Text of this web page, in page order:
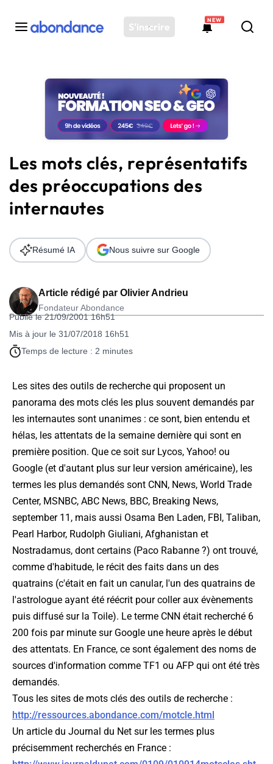
S'inscrire
NEW
Toutes les actus
Actus SEO
Plateforme
Solutions
Ressources
Audit SEO
Les mots clés, représentatifs
des préoccupations des
internautes
Article rédigé par Olivier Andrieu
Fondateur Abondance
Publié le 21/09/2001 16h51
Mis à jour le 31/07/2018 16h51
Temps de lecture : 2 minutes
Résumé IA Nous suivre sur Google
Les sites des outils de recherche qui proposent un
panorama des mots clés les plus souvent demandés par
les internautes sont unanimes : ce sont, bien entendu et
hélas, les attentats de la semaine dernière qui sont en
première position. Que ce soit sur Lycos, Yahoo! ou
Google (et d'autant plus sur leur version américaine), les
termes les plus demandés sont CNN, News, World Trade
Center, MSNBC, ABC News, BBC, Breaking News,
september 11, mais aussi Osama Ben Laden, FBI, Taliban,
Pearl Harbor, Rudolph Giuliani, Afghanistan et
Nostradamus, dont certains (Paco Rabanne ?) ont trouvé,
comme d'habitude, le récit des faits dans un des
quatrains (c'était en fait un canular, l'un des quatrains de
l'astrologue ayant été réécrit pour coller aux évènements
puis diffusé sur la Toile). Le terme CNN était recherché 6
200 fois par minute sur Google une heure après le début
des attentats. En France, ce sont également des noms de
sources d'information comme TF1 ou AFP qui ont été très
demandés.
Tous les sites de mots clés des outils de recherche :
http://ressources.abondance.com/motcle.html
Un article du Journal du Net sur les termes plus
précisemment recherchés en France :